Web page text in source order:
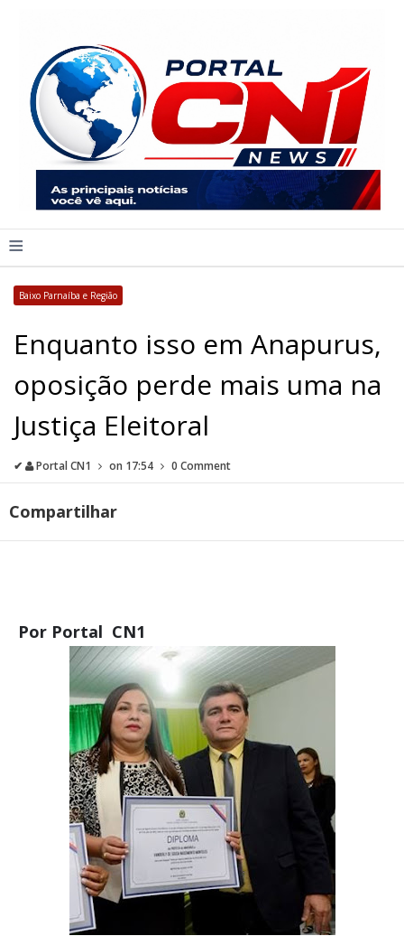
≡
Baixo Parnaíba e Região
Enquanto isso em Anapurus,
oposição perde mais uma na
Justiça Eleitoral
✔ Portal CN1 on 17:54 0 Comment
Compartilhar
Por Portal CN1